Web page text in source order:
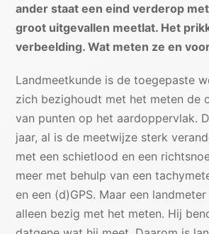
ander staat een eind verderop
groot uitgevallen meetlat. Het
verbeelding. Wat meten ze en
Landmeetkunde is de toegepaste
zich bezighoudt met het meten de
van punten op het aardoppervlak.
jaar, al is de meetwijze sterk
met een schietlood en een
meer met behulp van een
en een (d)GPS. Maar een
alleen bezig met het meten. Hij